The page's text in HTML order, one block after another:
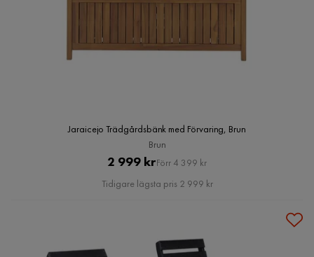
Jaraicejo Trädgårdsbänk med Förvaring, Brun
Brun
Pris
2 999 krOriginal
Pris
Förr 4 399 kr
Tidigare lägsta pris 2 999 kr